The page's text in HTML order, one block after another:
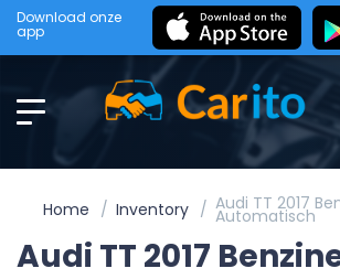
Download onze
app
Home Inventory Audi TT 2017
Automatisch
Audi TT 2017